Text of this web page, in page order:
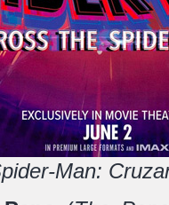
Man: